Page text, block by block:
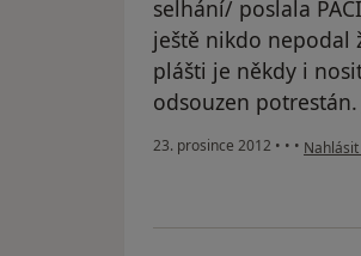
selhání/ poslala
ještě nikdo nepodal
plášti je někdy i
odsouzen
23. prosince 2012 • • • podle